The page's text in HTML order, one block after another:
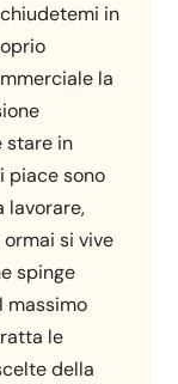
in
la
stare in
piace sono
lavorare,
si vive
spinge
massimo
le
della